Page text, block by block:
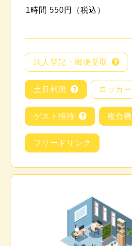
1時間 550円（税込）
法人登記・郵便受取
土日利用 ロッカー
ゲスト招待 複合機
フリードリンク